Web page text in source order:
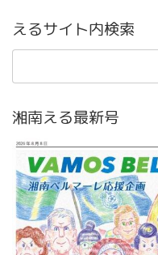
えるサイト内検索
検
湘南える最新号